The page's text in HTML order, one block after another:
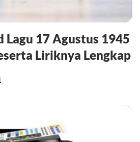
Lagu 17 Agustus 1945
Liriknya Lengkap